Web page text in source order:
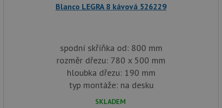
Blanco LEGRA 8 kávová 526229
spodní skříňka od: 800 mm
rozměr dřezu: 780 x 500 mm
hloubka dřezu: 190 mm
typ montáže: na desku
SKLADEM